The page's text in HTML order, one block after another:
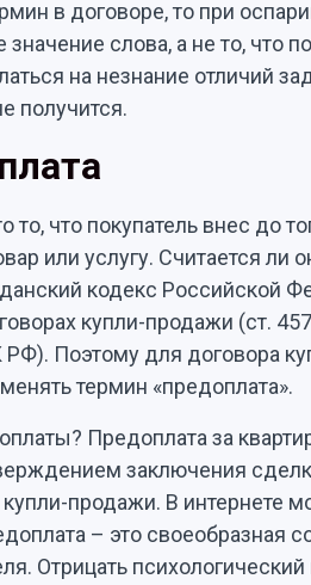
в договоре, то при
слова, а не то, что
на незнание отличий
получится.
что покупатель внес до
или услугу. Считается ли
кодекс Российской
купли-продажи (ст.
РФ). Поэтому для договора
термин «предоплата».
Предоплата за
заключения
купли-продажи. В интернете
– это своеобразная
Отрицать